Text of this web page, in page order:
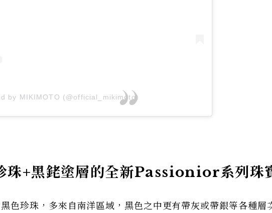
by MIKIMOTO (@official_mikimoto)
+黑銠塗層的全新Passionior系列珠
珍珠，多來自南洋區域，黑色之中更有帶灰或帶銀等各種層